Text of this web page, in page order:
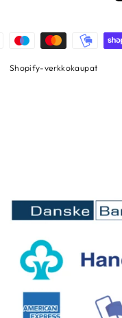
Shopify-verkkokaupat